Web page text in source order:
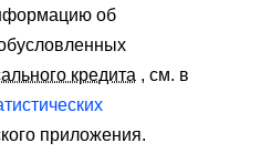
об
кредита , см. в
приложения.